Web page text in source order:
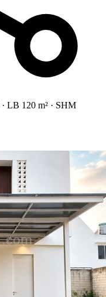
· LB 120 m² · SHM